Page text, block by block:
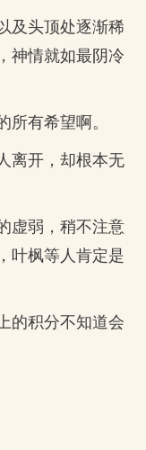
及头顶处逐渐稀
神情就如最阴冷
有希望啊。
离开，却根本无
虚弱，稍不注意
叶枫等人肯定是
的积分不知道会